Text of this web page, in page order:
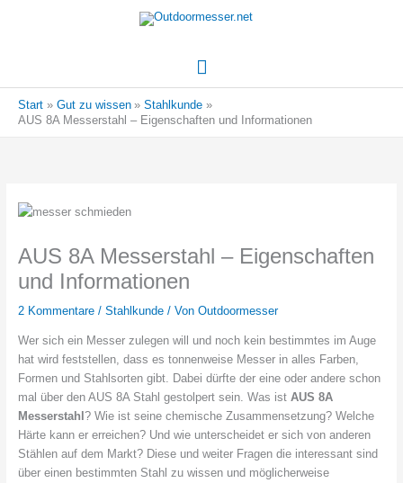
Hauptmenü
Start Gut zu wissen
Stahlkunde
AUS 8A Messerstahl – Eigenschaften und Informationen
AUS 8A Messerstahl – Eigenschaften
und Informationen
2 Kommentare / Stahlkunde/ Von Outdoormesser
Wer sich ein Messer zulegen will und noch kein bestimmtes im Auge
hat wird feststellen, dass es tonnenweise Messer in alles Farben,
Formen und Stahlsorten gibt. Dabei dürfte der eine oder andere schon
mal über den AUS 8A Stahl gestolpert sein. Was istAUS 8A
Messerstahl ? Wie ist seine chemische Zusammensetzung? Welche
Härte kann er erreichen? Und wie unterscheidet er sich von anderen
Stählen auf dem Markt? Diese und weiter Fragen die interessant sind
über einen bestimmten Stahl zu wissen und möglicherweise